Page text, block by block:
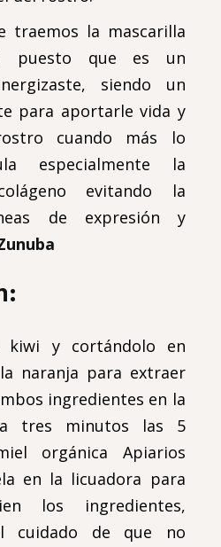
traemos la mascarilla
puesto que es un
siendo un
para aportarle vida y
cuando más lo
especialmente la
evitando la
de expresión y
kiwi y cortándolo en
naranja para extraer
ingredientes en la
tres minutos las 5
orgánica Apiarios
en la licuadora para
los ingredientes,
cuidado de que no